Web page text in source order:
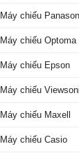
Máy chiếu
Máy chiếu Optoma
Máy chiếu Epson
Máy chiếu
Máy chiếu Maxell
Máy chiếu Casio